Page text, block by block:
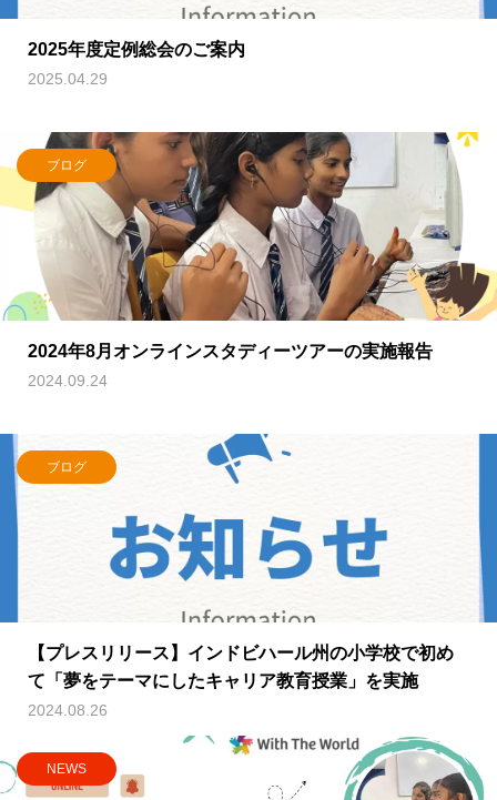
2025年度定例総会のご案内
2025.04.29
ブログ
2024年8月オンラインスタディーツアーの実施報告
2024.09.24
ブログ
【プレスリリース】インドビハール州の小学校で初め
て「夢をテーマにしたキャリア教育授業」を実施
2024.08.26
NEWS